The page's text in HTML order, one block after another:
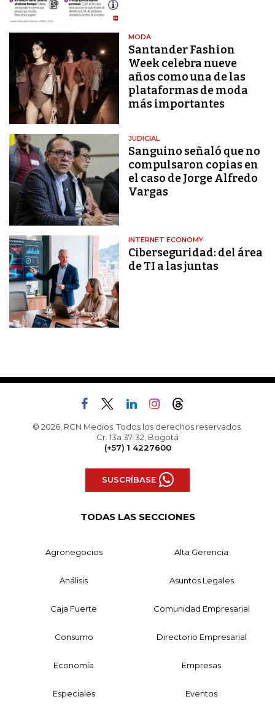
MODA
Santander Fashion
Week celebra nueve
años como una de las
plataformas de moda
más importantes
JUDICIAL
Sanguino señaló que no
compulsaron copias en
el caso de Jorge Alfredo
Vargas
INTERNET ECONOMY
Ciberseguridad: del área
de TI a las juntas
© 2026, RCN Medios. Todos los derechos reservados.
Cr. 13a 37-32, Bogotá
(+57) 1 4227600
SUSCRÍBASE
TODAS LAS SECCIONES
Agronegocios Alta Gerencia
Análisis Asuntos Legales
Caja Fuerte Comunidad Empresarial
Consumo Directorio Empresarial
Economía Empresas
Especiales Eventos